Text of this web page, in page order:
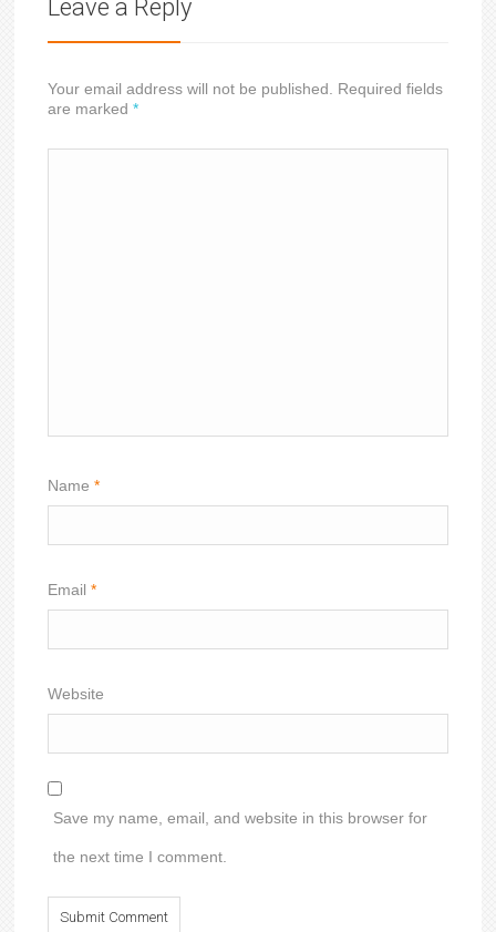
Leave a Reply
Your email address will not be published. Required fields
are marked*
Name*
Email*
Website
Save my name, email, and website in this browser for
the next time I comment.